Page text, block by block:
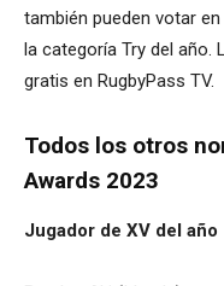
también pueden votar
la categoría Try del año.
gratis en RugbyPass TV.
Todos los otros
Awards 2023
Jugador de XV del año